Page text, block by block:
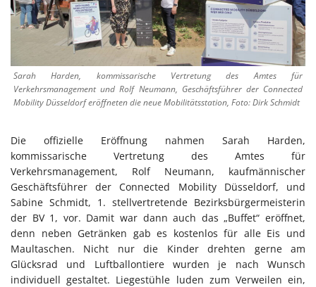
Sarah Harden, kommissarische Vertretung des Amtes für
Verkehrsmanagement und Rolf Neumann, Geschäftsführer der Connected
Mobility Düsseldorf eröffneten die neue Mobilitätsstation, Foto: Dirk Schmidt
Die offizielle Eröffnung nahmen Sarah Harden,
kommissarische Vertretung des Amtes für
Verkehrsmanagement, Rolf Neumann, kaufmännischer
Geschäftsführer der Connected Mobility Düsseldorf, und
Sabine Schmidt, 1. stellvertretende Bezirksbürgermeisterin
der BV 1, vor. Damit war dann auch das „Buffet“ eröffnet,
denn neben Getränken gab es kostenlos für alle Eis und
Maultaschen. Nicht nur die Kinder drehten gerne am
Glücksrad und Luftballontiere wurden je nach Wunsch
individuell gestaltet. Liegestühle luden zum Verweilen ein,